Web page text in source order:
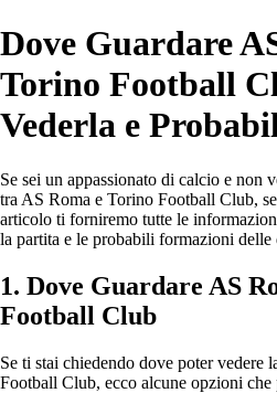
Dove Guardare
Torino Football
Vederla e
Se sei un appassionato di calcio e non
tra AS Roma e Torino Football Club,
articolo ti forniremo tutte le
la partita e le probabili formazioni delle
1. Dove Guardare AS
Football Club
Se ti stai chiedendo dove poter vedere
Football Club, ecco alcune opzioni che